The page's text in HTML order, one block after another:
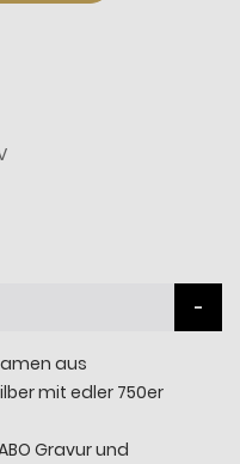
aus
mit edler 750er
Gravur und